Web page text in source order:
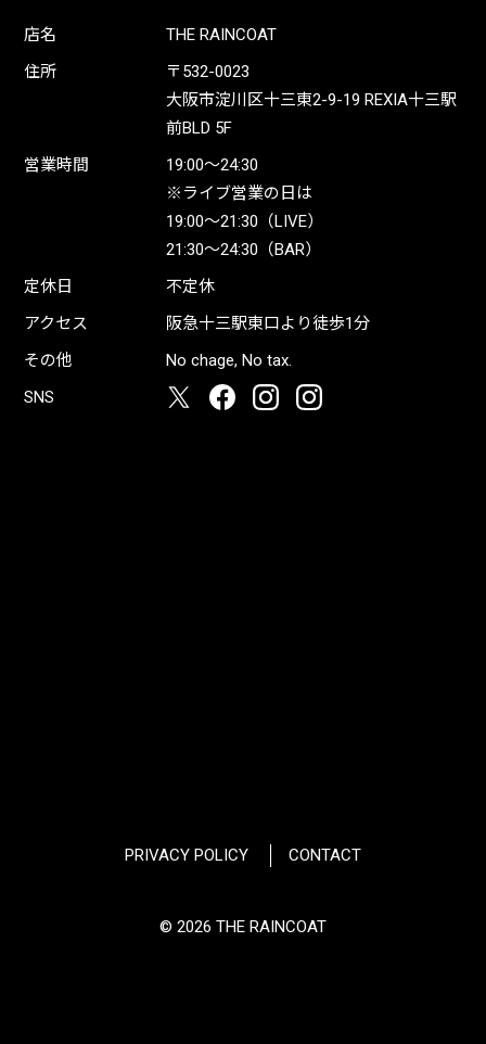
店名
THE RAINCOAT
住所
〒532-0023
大阪市淀川区十三東2-9-19 REXIA十三駅
前BLD 5F
営業時間
19:00〜24:30
※ライブ営業の日は
19:00〜21:30（LIVE）
21:30〜24:30（BAR）
定休日
不定休
アクセス
阪急十三駅東口より徒歩1分
その他
No chage, No tax.
SNS
PRIVACY POLICY CONTACT
© 2026 THE RAINCOAT